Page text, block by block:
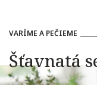
VARÍME A PEČIEME